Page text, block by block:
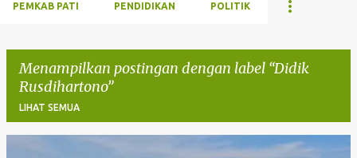
PEMKAB PATI PENDIDIKAN POLITIK
Menampilkan postingan dengan label Didik
Rusdihartono
LIHAT SEMUA